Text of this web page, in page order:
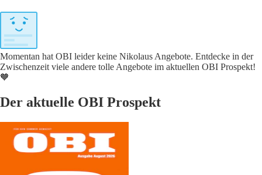
Momentan hat OBI leider keine Nikolaus Angebote. Entdecke in der
Zwischenzeit viele andere tolle Angebote im aktuellen OBI Prospekt!
🧡
Der aktuelle OBI Prospekt